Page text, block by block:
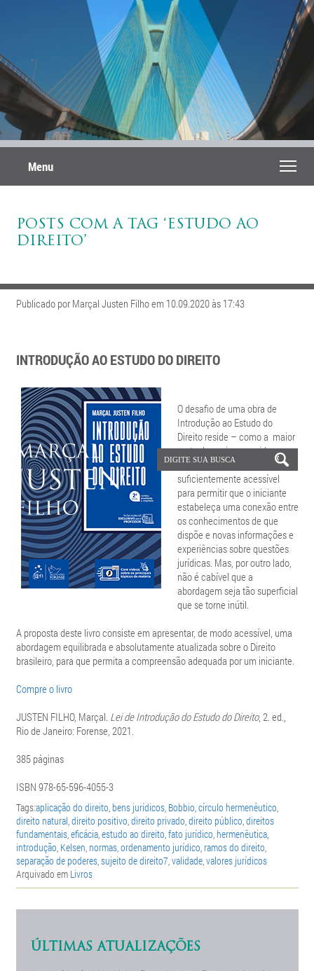
Menu
POSTS COM A TAG ‘ESTUDO AO
DIREITO’
Publicado por Marçal Justen Filho em 10.09.2020 às 17:43
INTRODUÇÃO AO ESTUDO DO DIREITO
O desafio de uma obra de
Introdução ao Estudo do
Direito reside – como a maior
parte das coisas na vida – no
equilíbrio. A disciplina deve ser
suficientemente acessível
para permitir que o iniciante
estabeleça uma conexão entre
os conhecimentos de que
dispõe e novas informações e
experiências sobre questões
jurídicas. Mas, por outro lado,
não é cabível que a
abordagem seja tão superficial
que se torne inútil.
A proposta deste livro consiste em apresentar, de modo acessível, uma
abordagem equilibrada e absolutamente atualizada sobre o Direito
brasileiro, para que permita a compreensão adequada por um iniciante.
Compre o livro
JUSTEN FILHO, Marçal. Lei de Introdução do Estudo do Direito, 2. ed.,
Rio de Janeiro: Forense, 2021.
385 páginas
ISBN 978-65-596-4055-3
Tags:aplicação do direito, bens jurídicos, Bobbio,círculo hermenêutico,
direito natural,direito positivo,direito privado,direito público,direitos
fundamentais,eficácia,estudo ao direito,fato jurídico, hermenêutica,
introdução, Kelsen, normas,ordenamento jurídico, ramos do direito,
separação de poderes,sujeito de direito7,validade,valores jurídicos
Arquivado em Livros
ÚLTIMAS ATUALIZAÇÕES